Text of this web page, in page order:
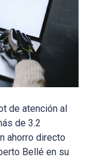
de atención al
de 3.2
ahorro directo
Bellé en su